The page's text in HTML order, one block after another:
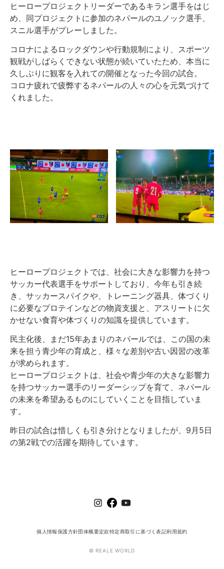
ヒーロープロジェクトリーダーであるキラン選手をはじ
め、同プロジェクトに参加のネパールのユノック選手、
スニル選手がプレーしました。
コロナによるロックダウンや行動規制により、スポーツ
観戦がしばらくできない状態が続いていたため、本当に
久しぶりに観客を入れての開催となった今回の試合。
コロナ疲れで疲弊するネパールの人々の心を元気づけて
くれました。
ヒーロープロジェクトでは、社会に大きな影響力を持つ
サッカー代表選手をサポートしており、今年も引き続
き、サッカースパイクや、トレーニング器具、体づくり
に必要なプロテインなどの物資支援と、アスリートに欠
かせない食育や体づくりの知識を提供しています。
民主化後、まだ15年あまりのネパールでは、この国の未
来を担う青少年の育成と、様々な差別や古い因習の改革
が求められます。
ヒーロープロジェクトは、社会や青少年の大きな影響力
を持つサッカー選手のリーダーシップを育て、ネパール
の未来を希望あるものにしていくことを目指していま
す。
昨日の試合は惜しくも引き分けとなりましたが、9月5日
の第2戦での活躍を期待しています。
個人情報保護方針団体概要定款特定商取引に基づく表記利用規約
© REALE WORLD